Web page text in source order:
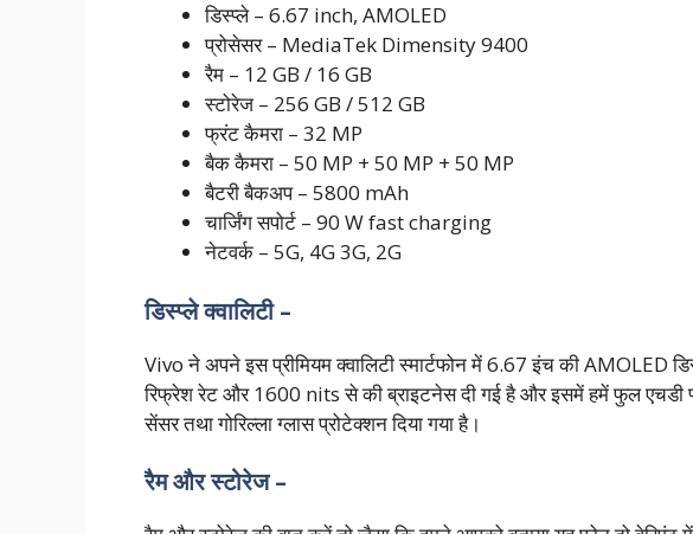
डिस्प्ले – 6.67 inch, AMOLED
प्रोसेसर – MediaTek Dimensity 9400
रैम – 12 GB / 16 GB
स्टोरेज – 256 GB / 512 GB
फ्रंट कैमरा – 32 MP
बैक कैमरा – 50 MP + 50 MP + 50 MP
बैटरी बैकअप – 5800 mAh
चार्जिंग सपोर्ट – 90 W fast charging
नेटवर्क – 5G, 4G 3G, 2G
डिस्प्ले क्वालिटी –
Vivo ने अपने इस प्रीमियम क्वालिटी स्मार्टफोन में 6.67 इंच की AMOLED
रिफ्रेश रेट और 1600 nits से की ब्राइटनेस दी गई है और इसमें हमें फुल एचडी
सेंसर तथा गोरिल्ला ग्लास प्रोटेक्शन दिया गया है।
रैम और स्टोरेज –